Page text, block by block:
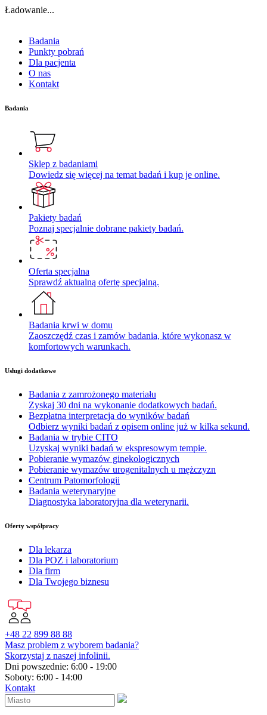
Ładowanie...
Badania
Punkty pobrań
Dla pacjenta
O nas
Kontakt
Badania
Sklep z badaniami
Dowiedz się więcej na temat badań i kup je online.
Pakiety badań
Poznaj specjalnie dobrane pakiety badań.
Oferta specjalna
Sprawdź aktualną ofertę specjalną.
Badania krwi w domu
Zaoszczędź czas i zamów badania, które wykonasz w
komfortowych warunkach.
Usługi dodatkowe
Badania z zamrożonego materiału
Zyskaj 30 dni na wykonanie dodatkowych badań.
Bezpłatna interpretacja do wyników badań
Odbierz wyniki badań z opisem online już w kilka sekund.
Badania w trybie CITO
Uzyskaj wyniki badań w ekspresowym tempie.
Pobieranie wymazów ginekologicznych
Pobieranie wymazów urogenitalnych u mężczyzn
Centrum Patomorfologii
Badania weterynaryjne
Diagnostyka laboratoryjna dla weterynarii.
Oferty współpracy
Dla lekarza
Dla POZ i laboratorium
Dla firm
Dla Twojego biznesu
+48 22 899 88 88
Masz problem z wyborem badania?
Skorzystaj z naszej infolinii.
Dni powszednie: 6:00 - 19:00
Soboty: 6:00 - 14:00
Kontakt